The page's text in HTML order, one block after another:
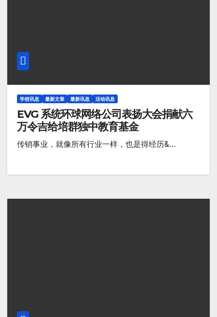
学校讯息 最新文章 最新讯息 活动讯息
EVG 系统环球网络公司表扬大会捐献六
万令吉给培群独中教育基金
传销事业，就像所有行业一样，也是得经历&…